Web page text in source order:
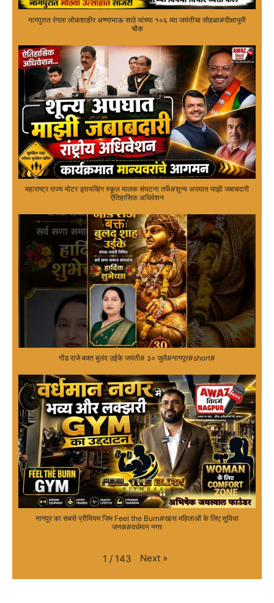
नागपुरात रंगला लोकशाहीर अण्णाभाऊ साठे यांच्या १०६ व्या जयंतीचा सोहळा#दीक्षाभूमी
चौक
महाराष्ट्र राज्य मोटर ड्रायव्हिंग स्कूल मालक संघटना तर्फे#शून्य अपघात माझी जबाबदारी
ऐतिहासिक अधिवेशन
गोंड राजे बक्त बुलंद उईके जयंती# ३० जुलै#नागपूर#short#
नागपूर का सबसे प्रीमियम जिम Feel the Burn#खास महिलाओं के लिए सुविधा
जनक#वर्धमान नगर
1 / 143 Next »